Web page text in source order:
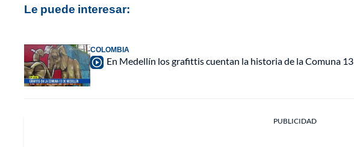
Le puede interesar:
COLOMBIA
En Medellín los grafittis cuentan la historia de la Comuna 13
PUBLICIDAD